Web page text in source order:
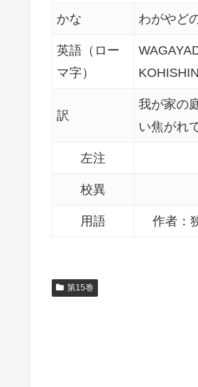
かな わがやど
英語（ロー
マ字）
訳
我が家の
い焦がれ
左注
校異
用語 作者：
第15巻